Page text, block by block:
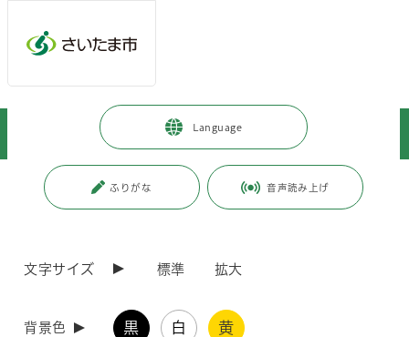
Language
ふりがな 音声読み上げ
文字サイズ 標準 拡大
背景色 黒 白 黄
市政情報 広報・報道 > 市報さいたま
市報さいたまプラス
市報さいたまプラス 2025年12月号
更新日付：2025年11月28日 / ページ番号：C125655
「市報さいたまプラス」では、「市報さいたま」の特集紙面で掲載しき
市報さいたま12月号では、見沼田圃で栽培を行っているモリンガにつ
いて紹介しました。そこで、市報さいたまプラスでは、CO2吸収量が多